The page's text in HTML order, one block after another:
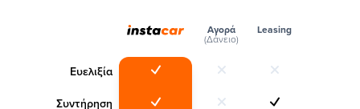
Ευελιξία
Συντήρηση
Αγορά
(Δάνειο)
Leasing